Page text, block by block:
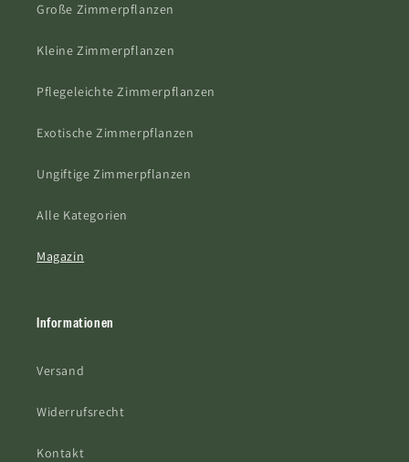
Große Zimmerpflanzen
Kleine Zimmerpflanzen
Pflegeleichte Zimmerpflanzen
Exotische Zimmerpflanzen
Ungiftige Zimmerpflanzen
Alle Kategorien
Magazin
Informationen
Versand
Widerrufsrecht
Kontakt